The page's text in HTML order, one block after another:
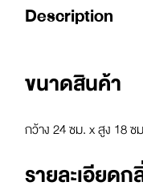
Description
ขนาดสินค้า
กว้าง 24 ซม. x สูง 18 ซ
รายละเอียดก